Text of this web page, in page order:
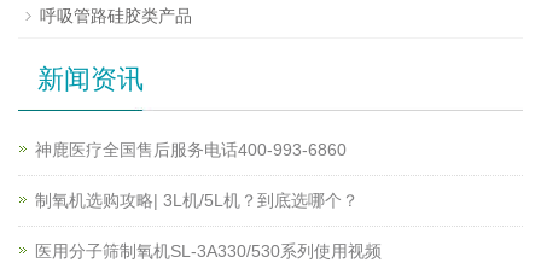
呼吸管路硅胶类产品
新闻资讯
神鹿医疗全国售后服务电话400-993-6860
制氧机选购攻略| 3L机/5L机？到底选哪个？
医用分子筛制氧机SL-3A330/530系列使用视频